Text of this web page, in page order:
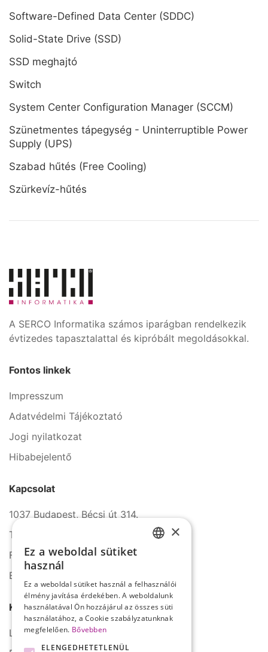
Software-Defined Data Center (SDDC)
Solid-State Drive (SSD)
SSD meghajtó
Switch
System Center Configuration Manager (SCCM)
Szünetmentes tápegység - Uninterruptible Power
Supply (UPS)
Szabad hűtés (Free Cooling)
Szürkevíz-hűtés
A SERCO Informatika számos iparágban rendelkezik
évtizedes tapasztalattal és kipróbált megoldásokkal.
Fontos linkek
Impresszum
Adatvédelmi Tájékoztató
Jogi nyilatkozat
Hibabejelentő
Kapcsolat
1037 Budapest, Bécsi út 314.
Tel.: +36 1 272 2140
Fax: +36 1 272 2150
E-mail: info@serco.hu
Kövessen minket
LinkedIn
×
Ez a weboldal sütiket
használ
Ez a weboldal sütiket használ a felhasználói
élmény javítása érdekében. A weboldalunk
használatával Ön hozzájárul az összes süti
használatához, a Cookie szabályzatunknak
megfelelően. Bővebben
ELENGEDHETETLENÜL